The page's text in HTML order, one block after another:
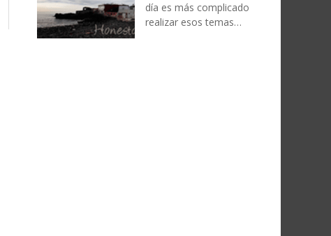
día es más complicado
realizar esos temas…